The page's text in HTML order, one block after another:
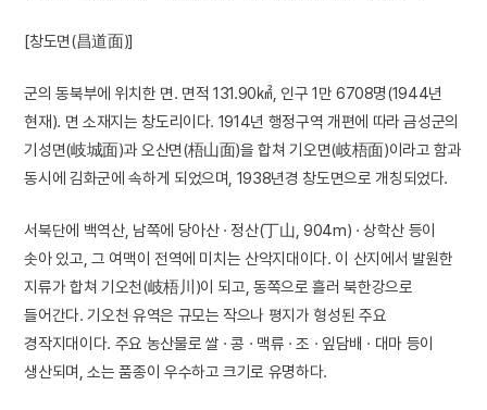
[창도면(昌道面)]
군의 동북부에 위치한 면. 면적 131.90㎢, 인구 1만 6708명(1944년
현재). 면 소재지는 창도리이다. 1914년 행정구역 개편에 따라 금성군의
기성면(岐城面)과 오산면(梧山面)을 합쳐 기오면(岐梧面)이라고 함과
동시에 김화군에 속하게 되었으며, 1938년경 창도면으로 개칭되었다.
서북단에 백역산, 남쪽에 당아산 · 정산(丁山, 904m) · 상학산 등이
솟아 있고, 그 여맥이 전역에 미치는 산악지대이다. 이 산지에서 발원한
지류가 합쳐 기오천(岐梧川)이 되고, 동쪽으로 흘러 북한강으로
들어간다. 기오천 유역은 규모는 작으나 평지가 형성된 주요
경작지대이다. 주요 농산물로 쌀 · 콩 · 맥류 · 조 · 잎담배 · 대마 등이
생산되며, 소는 품종이 우수하고 크기로 유명하다.